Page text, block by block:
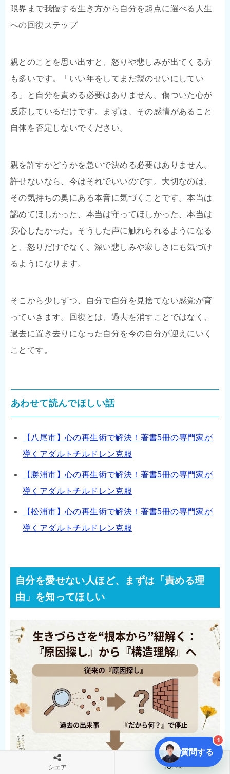
限界まで我慢する生き方から自分を起点に選べる人生
への回復ステップ
親とのことを思い出すと、怒りや悲しみが出てくる方
も多いです。「いい年をしてまだ親のせいにしてい
る」と自分を責める必要はありません。傷ついた心が
反応しているだけです。まずは、その感情があること
自体を否定しないでください。
親を許すかどうかを急いで決める必要はありません。
許せないなら、今はそれでいいのです。大切なのは、
その気持ちの奥にある本音に気づくことです。本当は
認めてほしかった、本当は守ってほしかった、本当は
安心したかった。そうした声に触れられるようになる
と、怒りだけでなく、深い悲しみや寂しさにも気づけ
るようになります。
そこから少しずつ、自分で自分を見捨てない感覚が育
っていきます。回復とは、過去を消すことではなく、
過去に置き去りになった自分を今の自分が迎えにいく
ことです。
あわせて読んでほしい話
【八尾市】心の再生術で解決！著書5冊の専門家が
導くアダルトチルドレン克服
【勝浦市】心の再生術で解決！著書5冊の専門家が
導くアダルトチルドレン克服
【松浦市】心の再生術で解決！著書5冊の専門家が
導くアダルトチルドレン克服
自分を愛せない人ほど、まずは「責める理
由」を知ってほしい
シェア TOPへ
質問する
1